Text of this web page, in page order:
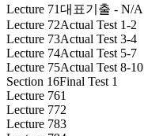
Lecture 71대표기출 - N/A
Lecture 72Actual Test 1-2
Lecture 73Actual Test 3-4
Lecture 74Actual Test 5-7
Lecture 75Actual Test 8-10
Section 16Final Test 1
Lecture 761
Lecture 772
Lecture 783